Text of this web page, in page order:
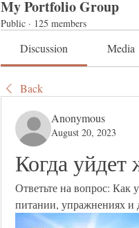
My Portfolio Group
Public · 125 members
Discussion Media
Back
Anonymous
August 20, 2023
Когда
Ответьте на вопрос: Как
питании, упражнениях и